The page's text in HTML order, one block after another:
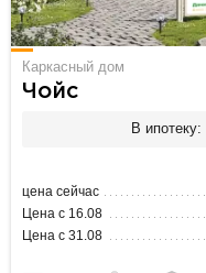
Каркасный дом
Чойс
В ипотеку:
цена сейчас
Цена с 16.08
Цена с 31.08